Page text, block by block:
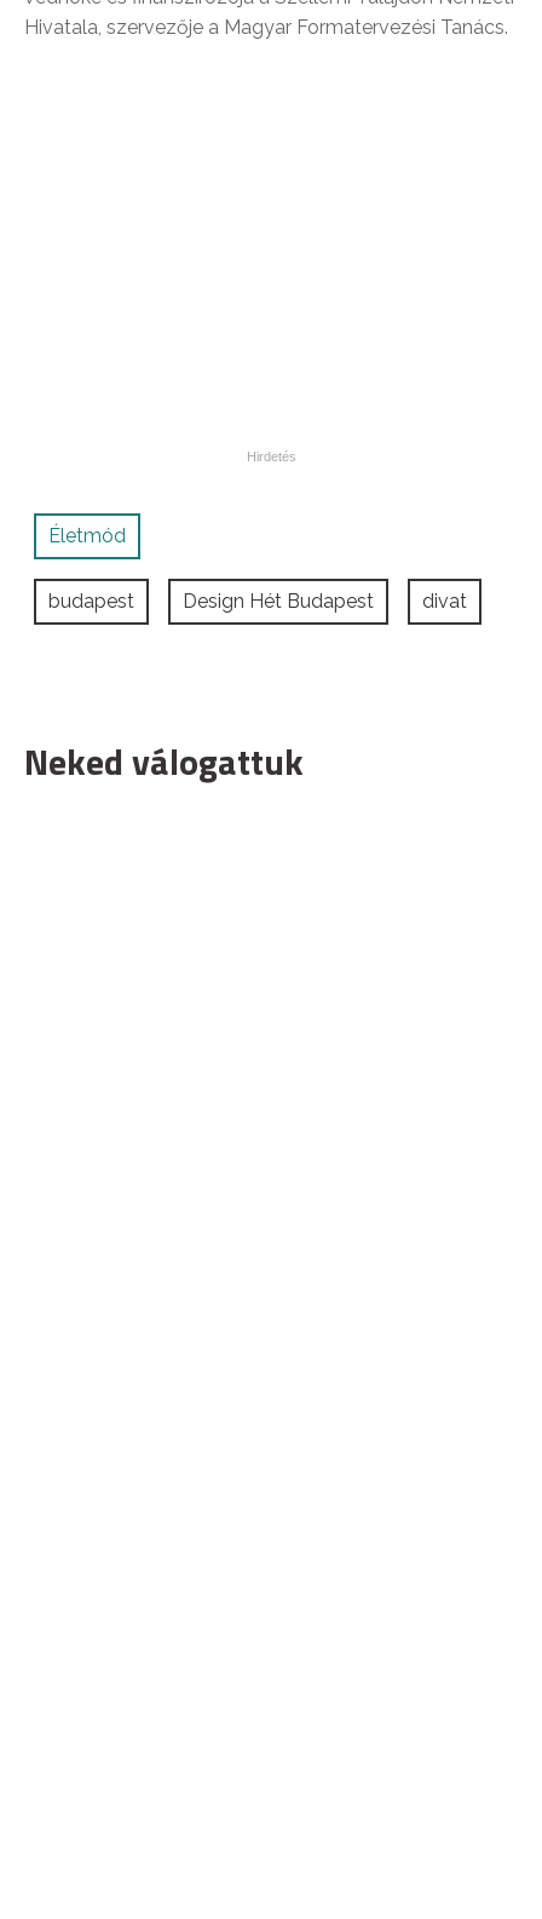
Hivatala, szervezője a Magyar Formatervezési Tanács.
Életmód
budapest Design Hét Budapest divat
Neked válogattuk